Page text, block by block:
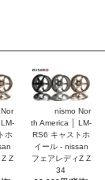
ホ
Z
nismo Nor
th America │ LM-
RS6 キャストホ
イール - nissan
フェアレディZ Z
34